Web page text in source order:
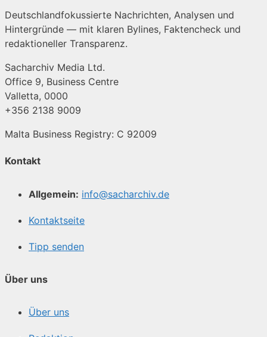
Deutschlandfokussierte Nachrichten, Analysen und
Hintergründe — mit klaren Bylines, Faktencheck und
redaktioneller Transparenz.
Sacharchiv Media Ltd.
Office 9, Business Centre
Valletta, 0000
+356 2138 9009
Malta Business Registry: C 92009
Kontakt
Allgemein: info@sacharchiv.de
Kontaktseite
Tipp senden
Über uns
Über uns